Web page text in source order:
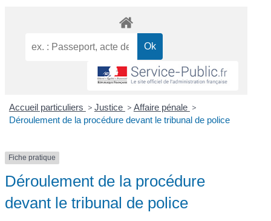
Accueil particuliers > Justice > Affaire pénale >
Déroulement de la procédure devant le tribunal de police
Fiche pratique
Déroulement de la procédure
devant le tribunal de police